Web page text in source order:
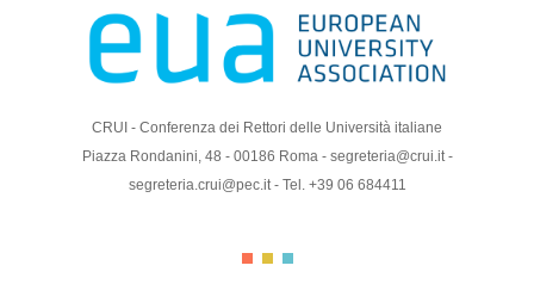
c
CRUI - Conferenza dei Rettori delle Università italiane
Piazza Rondanini, 48 - 00186 Roma - segreteria@crui.it -
segreteria.crui@pec.it - Tel. +39 06 684411